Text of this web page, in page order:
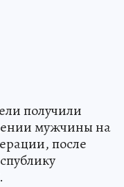
получили
мужчины на
после